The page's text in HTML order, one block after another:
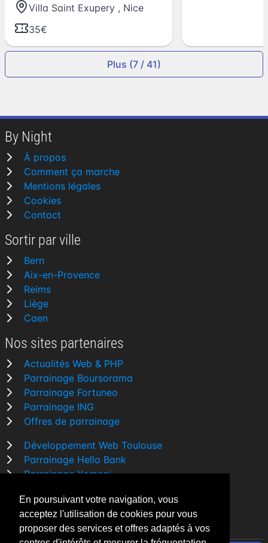
En poursuivant votre navigation, vous
acceptez l'utilisation de cookies pour vous
proposer des services et offres adaptés à vos
Villa Saint Exupery , Nice
35€
Plus (7 / 41)
By Night
À propos
Comment ça marche
Mentions légales
Cookies
Contact
Sortir par ville
Bern
Aix-en-Provence
Reims
Liège
Caen
Nos sites partenaires
Actualités Web & PHP
Parrainage Boursorama
Parrainage Fortuneo
Parrainage ING
Offres de parrainage
Développement Web Toulouse
Parrainage Hello Bank
Parrainage Yomoni
Comparatif banque